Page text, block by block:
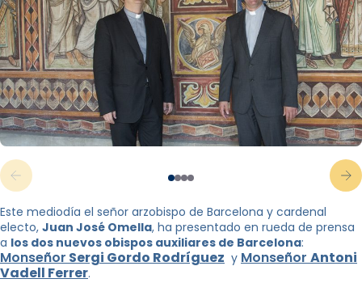
Este mediodía el señor arzobispo de Barcelona y cardenal
electo, Juan José Omella, ha presentado en rueda de prensa
a los dos nuevos obispos auxiliares de Barcelona:
Monseñor Sergi Gordo Rodríguez y Monseñor Antoni
Vadell Ferrer.